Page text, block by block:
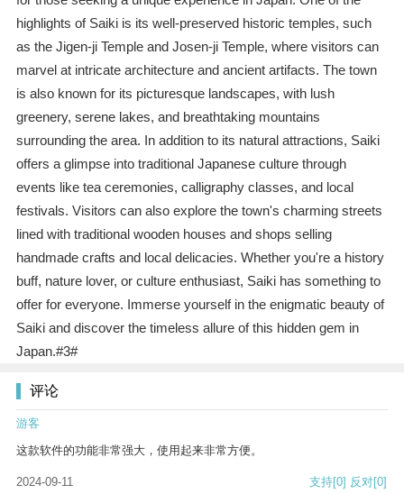
highlights of Saiki is its well-preserved historic temples, such
as the Jigen-ji Temple and Josen-ji Temple, where visitors can
marvel at intricate architecture and ancient artifacts. The town
is also known for its picturesque landscapes, with lush
greenery, serene lakes, and breathtaking mountains
surrounding the area. In addition to its natural attractions, Saiki
offers a glimpse into traditional Japanese culture through
events like tea ceremonies, calligraphy classes, and local
festivals. Visitors can also explore the town's charming streets
lined with traditional wooden houses and shops selling
handmade crafts and local delicacies. Whether you're a history
buff, nature lover, or culture enthusiast, Saiki has something to
offer for everyone. Immerse yourself in the enigmatic beauty of
Saiki and discover the timeless allure of this hidden gem in
Japan.#3#
评论
游客
这款软件的功能非常强大，使用起来非常方便。
2024-09-11 支持[0] 反对[0]